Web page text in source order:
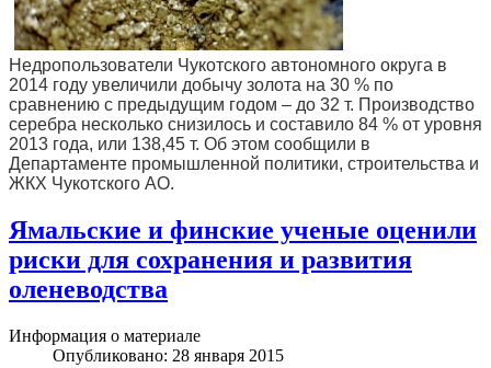
Недропользователи Чукотского автономного округа в
2014 году увеличили добычу золота на 30 % по
сравнению с предыдущим годом – до 32 т. Производство
серебра несколько снизилось и составило 84 % от уровня
2013 года, или 138,45 т. Об этом сообщили в
Департаменте промышленной политики, строительства и
ЖКХ Чукотского АО.
Ямальские и финские ученые оценили
риски для сохранения и развития
оленеводства
Информация о материале
Опубликовано: 28 января 2015